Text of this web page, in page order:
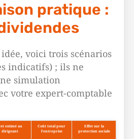
pratique :
voici trois scénarios
indicatifs) ; ils ne
simulation
votre expert-comptable
estimé au
dirigeant
Coût total pour
l’entreprise
Effet sur la
protection sociale